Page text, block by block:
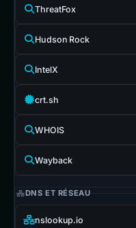
ThreatFox
Hudson Rock
IntelX
crt.sh
WHOIS
Wayback
DNS ET RÉSEAU
nslookup.io